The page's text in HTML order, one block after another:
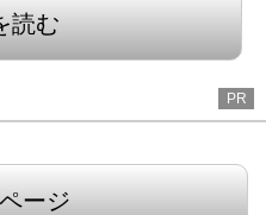
読む
PR
ージ